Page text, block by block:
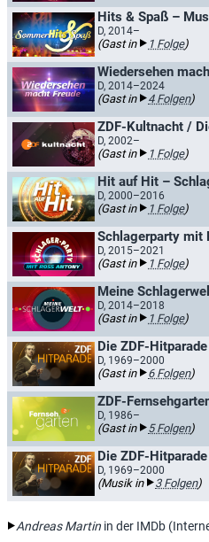
Hits & Spaß –
D, 2014–
(Gast in 1 Folge)
D, 2014–2024
(Gast in 4 Folgen)
ZDF-Kultnacht /
D, 2002–
(Gast in 1 Folge)
D, 2000–2016
(Gast in 1 Folge)
D, 2015–2021
(Gast in 1 Folge)
Meine
D, 2014–2018
(Gast in 1 Folge)
Die ZDF-Hitparade
D, 1969–2000
(Gast in 6 Folgen)
D, 1986–
(Gast in 5 Folgen)
Die ZDF-Hitparade
D, 1969–2000
(Musik in 3 Folgen)
Andreas Martin in der IMDb